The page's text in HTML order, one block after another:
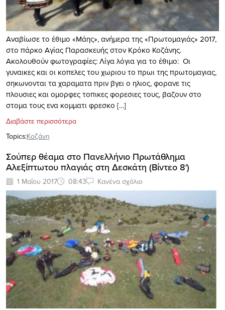
Αναβίωσε το έθιμο «Μάης», ανήμερα της «Πρωτομαγιάς» 2017,
στο πάρκο Αγίας Παρασκευής στον Κρόκο Κοζάνης.
Aκολουθούν φωτογραφίες: Λίγα λόγια για το έθιμο: Οι
γυναικες και οι κοπελες του χωριου το πρωι της πρωτομαγιας,
σηκωνονται τα χαραματα πριν βγει ο ηλιος, φορανε τις
πλουσιες και ομορφες τοπικες φορεσιες τους, βαζουν στο
στομα τους ενα κομματι φρεσκο […]
Διαβάστε περισσότερα
Topics:Κοζάνη
Σούπερ θέαμα στο Πανελλήνιο Πρωτάθλημα
Αλεξίπτωτου πλαγιάς στη Δεσκάτη (Βίντεο 8′)
1 Μαΐου 2017 08:43 Κανένα σχόλιο